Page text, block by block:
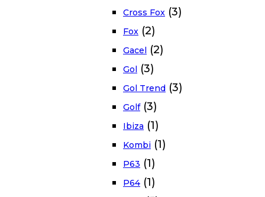
Cross Fox (3)
Fox (2)
Gacel (2)
Gol (3)
Gol Trend (3)
Golf (3)
Ibiza (1)
Kombi (1)
P63 (1)
P64 (1)